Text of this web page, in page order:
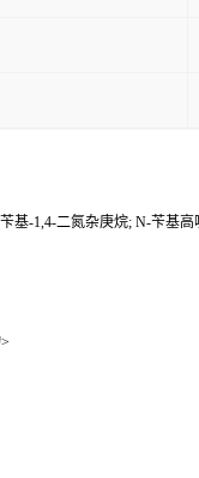
基-1,4-二氮杂庚烷; N-苄基高